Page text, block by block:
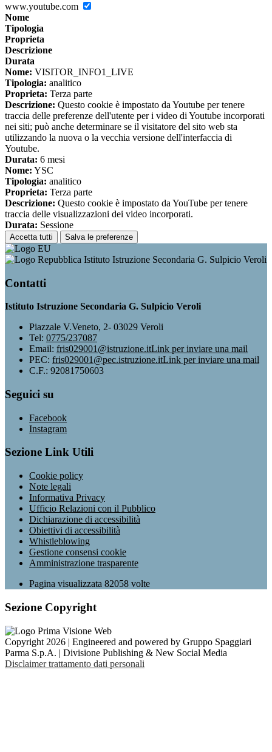
www.youtube.com
Nome
Tipologia
Proprieta
Descrizione
Durata
Nome: VISITOR_INFO1_LIVE
Tipologia: analitico
Proprieta: Terza parte
Descrizione: Questo cookie è impostato da Youtube per tenere
traccia delle preferenze dell'utente per i video di Youtube incorporati
nei siti; può anche determinare se il visitatore del sito web sta
utilizzando la nuova o la vecchia versione dell'interfaccia di
Youtube.
Durata: 6 mesi
Nome: YSC
Tipologia: analitico
Proprieta: Terza parte
Descrizione: Questo cookie è impostato da YouTube per tenere
traccia delle visualizzazioni dei video incorporati.
Durata: Sessione
Accetta tutti Salva le preferenze
Istituto Istruzione Secondaria G. Sulpicio Veroli
Contatti
Istituto Istruzione Secondaria G. Sulpicio Veroli
Piazzale V.Veneto, 2- 03029 Veroli
Tel: 0775/237087
Email: fris029001@istruzione.itLink per inviare una mail
PEC: fris029001@pec.istruzione.itLink per inviare una mail
C.F.: 92081750603
Seguici su
Facebook
Instagram
Sezione Link Utili
Cookie policy
Note legali
Informativa Privacy
Ufficio Relazioni con il Pubblico
Dichiarazione di accessibilità
Obiettivi di accessibilità
Whistleblowing
Gestione consensi cookie
Amministrazione trasparente
Pagina visualizzata 82058 volte
Sezione Copyright
Copyright 2026 | Engineered and powered by Gruppo Spaggiari
Parma S.p.A. | Divisione Publishing & New Social Media
Disclaimer trattamento dati personali